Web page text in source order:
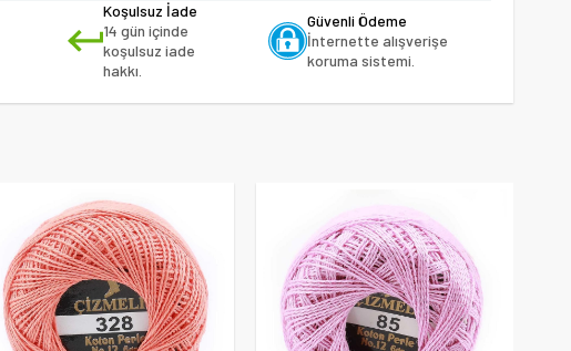
Koşulsuz İade
14 gün içinde
koşulsuz iade
hakkı.
Güvenli Ödeme
İnternette alışverişe
koruma sistemi.